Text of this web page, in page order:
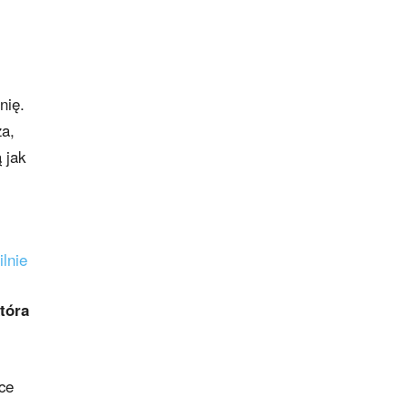
jak